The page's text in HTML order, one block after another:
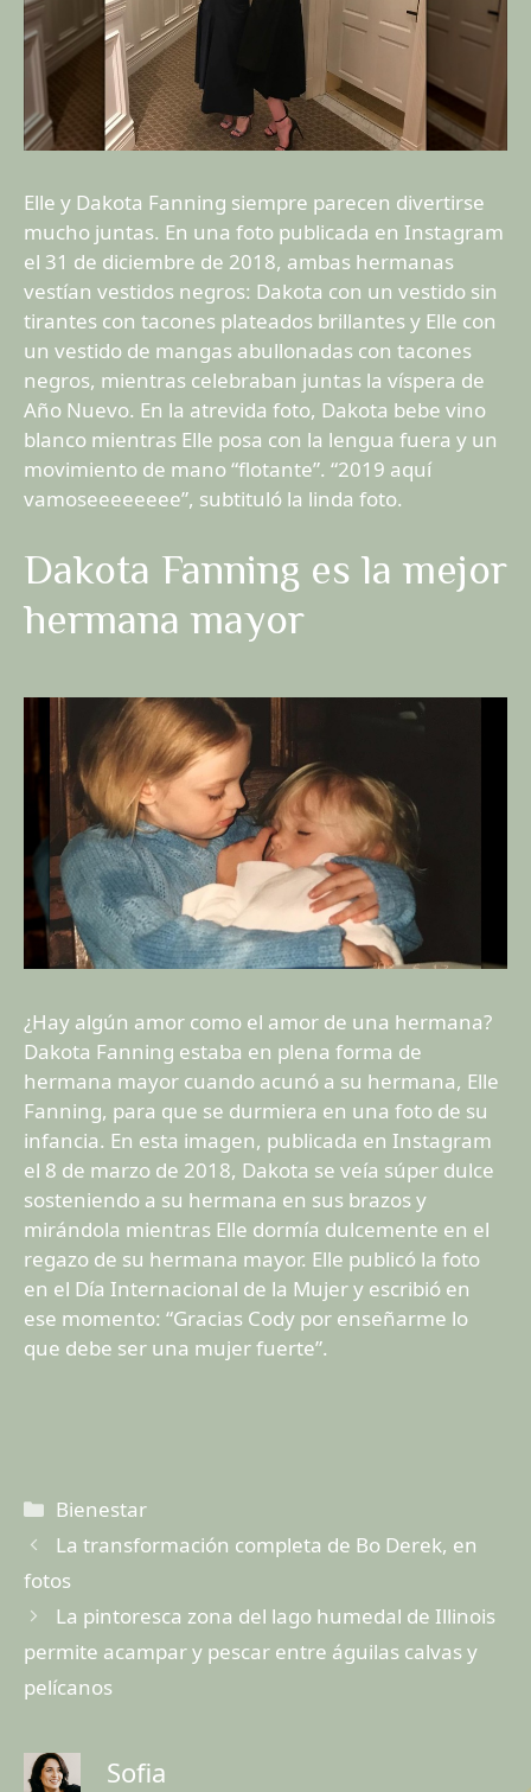
Elle y Dakota Fanning siempre parecen divertirse
mucho juntas. En una foto publicada en Instagram
el 31 de diciembre de 2018, ambas hermanas
vestían vestidos negros: Dakota con un vestido sin
tirantes con tacones plateados brillantes y Elle con
un vestido de mangas abullonadas con tacones
negros, mientras celebraban juntas la víspera de
Año Nuevo. En la atrevida foto, Dakota bebe vino
blanco mientras Elle posa con la lengua fuera y un
movimiento de mano “flotante”. “2019 aquí
vamoseeeeeeee”, subtituló la linda foto.
Dakota Fanning es la mejor
hermana mayor
¿Hay algún amor como el amor de una hermana?
Dakota Fanning estaba en plena forma de
hermana mayor cuando acunó a su hermana, Elle
Fanning, para que se durmiera en una foto de su
infancia. En esta imagen, publicada en Instagram
el 8 de marzo de 2018, Dakota se veía súper dulce
sosteniendo a su hermana en sus brazos y
mirándola mientras Elle dormía dulcemente en el
regazo de su hermana mayor. Elle publicó la foto
en el Día Internacional de la Mujer y escribió en
ese momento: “Gracias Cody por enseñarme lo
que debe ser una mujer fuerte”.
Categorías
Bienestar
La transformación completa de Bo Derek, en
fotos
La pintoresca zona del lago humedal de Illinois
permite acampar y pescar entre águilas calvas y
pelícanos
Sofia